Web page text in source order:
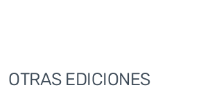
OTRAS EDICIONES